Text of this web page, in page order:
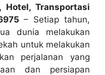
Hotel, Transportasi
– Setiap tahun,
dunia melakukan
untuk melakukan
perjalanan yang
dan persiapan